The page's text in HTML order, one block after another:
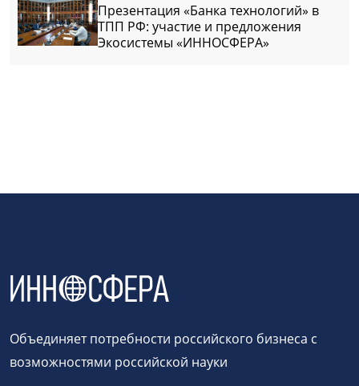
Презентация «Банка технологий» в
ТПП РФ: участие и предложения
Экосистемы «ИННОСФЕРА»
Объединяет потребности российского бизнеса с
возможностями российской науки